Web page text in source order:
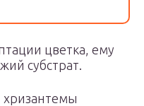
цветка, ему
субстрат.